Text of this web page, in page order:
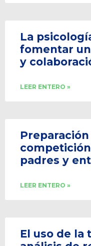
La
fomentar
y
LEER ENTERO »
padres y
LEER ENTERO »
El uso de la